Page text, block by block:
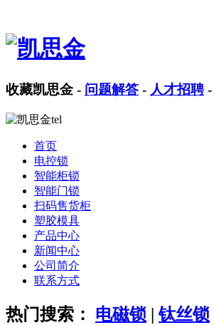
收藏凯思金 - 问题解答 - 人才招聘-
首页
电控锁
智能柜锁
智能门锁
扫码售货柜
塑胶模具
产品中心
新闻中心
公司简介
联系方式
热门搜索： 电磁锁 |钛丝锁